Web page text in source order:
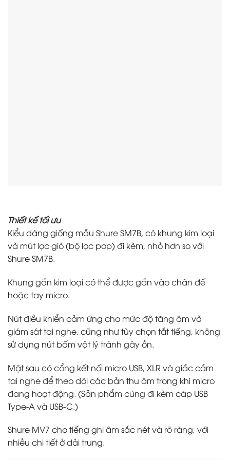
Thiết kế tối ưu
Kiểu dáng giống mẫu Shure SM7B, có khung kim loại
và mút lọc gió (bộ lọc pop) đi kèm, nhỏ hơn so với
Shure SM7B.
Khung gắn kim loại có thể được gắn vào chân đế
hoặc tay micro.
Nút điều khiển cảm ứng cho mức độ tăng âm và
giám sát tai nghe, cũng như tùy chọn tắt tiếng, không
sử dụng nút bấm vật lý tránh gây ồn.
Mặt sau có cổng kết nối micro USB, XLR và giắc cắm
tai nghe để theo dõi các bản thu âm trong khi micro
đang hoạt động. (Sản phẩm cũng đi kèm cáp USB
Type-A và USB-C.)
Shure MV7 cho tiếng ghi âm sắc nét và rõ ràng, với
nhiều chi tiết ở dải trung.